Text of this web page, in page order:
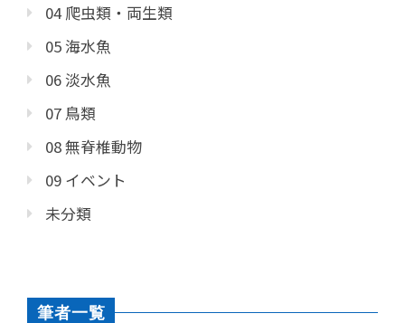
04 爬虫類・両生類
05 海水魚
06 淡水魚
07 鳥類
08 無脊椎動物
09 イベント
未分類
筆者一覧